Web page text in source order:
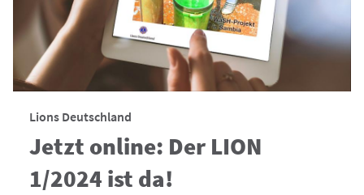
Lions Deutschland
Jetzt online: Der LION
1/2024 ist da!